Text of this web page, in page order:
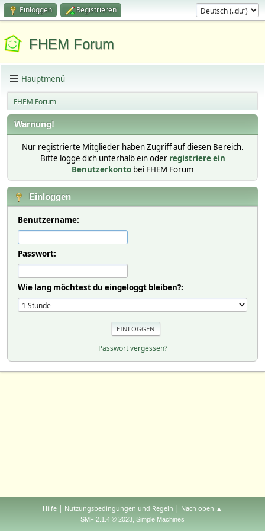
Einloggen Registrieren
FHEM Forum
Hauptmenü
FHEM Forum
Warnung!
Nur registrierte Mitglieder haben Zugriff auf diesen Bereich.
Bitte logge dich unterhalb ein oder registriere ein
Benutzerkonto bei FHEM Forum
Einloggen
Benutzername:
Passwort:
Wie lang möchtest du eingeloggt bleiben?:
Passwort vergessen?
Hilfe | Nutzungsbedingungen und Regeln | Nach oben ▲
SMF 2.1.4 © 2023, Simple Machines